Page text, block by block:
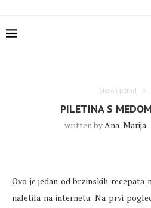
Meso i perad
PILETINA S
written byAna-Marija
Ovo je jedan od brzinskih recepata
naletila na internetu. Na prvi